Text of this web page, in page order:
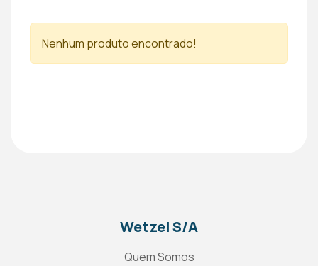
Nenhum produto encontrado!
Wetzel S/A
Quem Somos